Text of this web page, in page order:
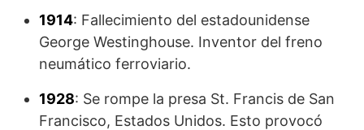
1914: Fallecimiento del estadounidense
George Westinghouse. Inventor del freno
neumático ferroviario.
1928: Se rompe la presa St. Francis de San
Francisco, Estados Unidos. Esto provocó